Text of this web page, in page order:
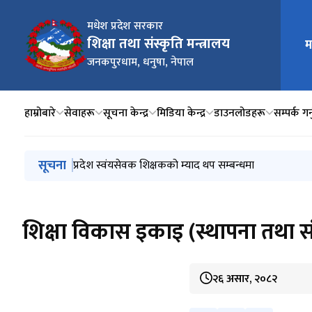
मधेश प्रदेश सरकार
शिक्षा तथा संस्कृति मन्त्रालय
जनकपुरधाम, धनुषा, नेपाल
मुख्य
हाम्रोबारे सेवाहरू सूचना केन्द्र मिडिया केन्द्र डाउनलोडहरू सम्पर्क
मुख्य नेभिगेसनमा जानुहोस्
सूचना स्नातक तहमा अध्ययनको सम्बन्धमा छात्रवृत्ति (शिक्षण शुल्क
जरिवाना दाखिला गर्ने सम्बन्धमा ।
प्रदेश स्वंयसेवक शिक्षकको म्याद थप सम्बन्धमा
अन्तर्वार्ता संचालन हुने सम्बन्धी सूचना
अन्तर्वार्ता स्थगित सम्बन्धी सूचना
शिक्षा विकास इकाइ (स्थापना तथा
२६ असार, २०८२